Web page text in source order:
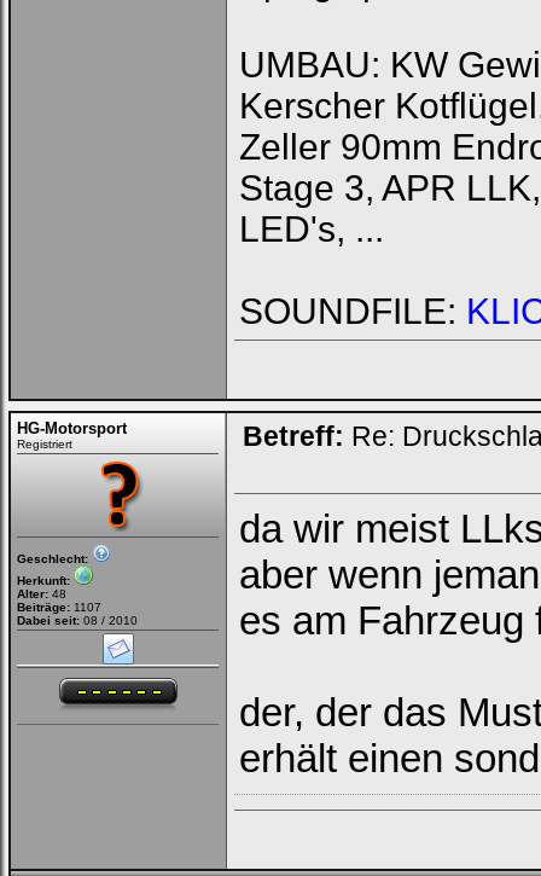
UMBAU: KW
Kerscher
Zeller 90mm
Stage 3, APR
LED's, ...
SOUNDFILE:
HG-Motorsport
Registriert
Geschlecht:
Herkunft:
Alter: 48
Beiträge: 1107
Dabei seit: 08 / 2010
Betreff: Re:
da wir meist
aber wenn
es am Fahrzeug
der, der das
erhält einen